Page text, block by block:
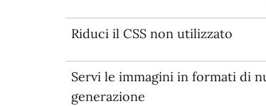
Riduci il CSS non utilizzato
Servi le immagini in formati di
generazione